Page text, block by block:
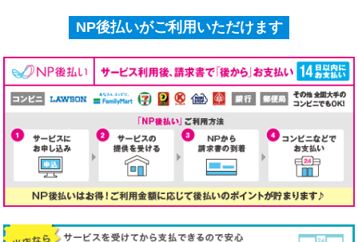
NP後払いがご利用いただけます